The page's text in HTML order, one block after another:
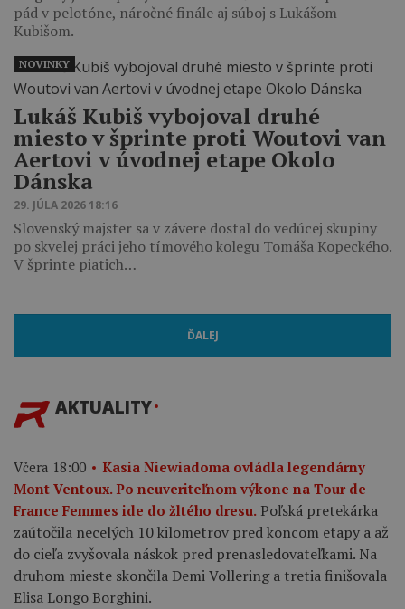
pád v pelotóne, náročné finále aj súboj s Lukášom
Kubišom.
Lukáš Kubiš vybojoval druhé
miesto v šprinte proti Woutovi van
Aertovi v úvodnej etape Okolo
Dánska
29. JÚLA 2026 18:16
Slovenský majster sa v závere dostal do vedúcej skupiny
po skvelej práci jeho tímového kolegu Tomáša Kopeckého.
V šprinte piatich…
NOVINKY
ĎALEJ
AKTUALITY
Včera 18:00
Kasia Niewiadoma ovládla legendárny
Mont Ventoux. Po neuveriteľnom výkone na Tour de
France Femmes ide do žltého dresu. Poľská pretekárka
zaútočila necelých 10 kilometrov pred koncom etapy a až
do cieľa zvyšovala náskok pred prenasledovateľkami. Na
druhom mieste skončila Demi Vollering a tretia finišovala
Elisa Longo Borghini.